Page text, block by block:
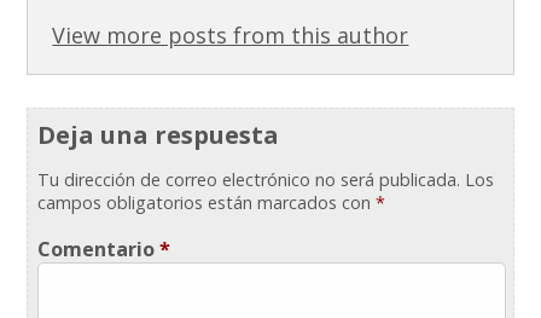
View more posts from this author
Deja una respuesta
Tu dirección de correo electrónico no será publicada. Los
campos obligatorios están marcados con*
Comentario*